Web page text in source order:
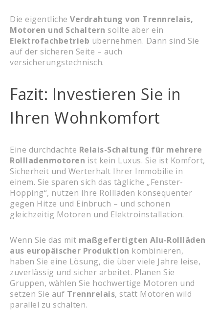
Die eigentliche Verdrahtung von Trennrelais,
Motoren und Schaltern sollte aber ein
Elektrofachbetrieb übernehmen. Dann sind Sie
auf der sicheren Seite – auch
versicherungstechnisch.
Fazit: Investieren Sie in
Ihren Wohnkomfort
Eine durchdachte Relais-Schaltung für mehrere
Rollladenmotoren ist kein Luxus. Sie ist Komfort,
Sicherheit und Werterhalt Ihrer Immobilie in
einem. Sie sparen sich das tägliche „Fenster-
Hopping“, nutzen Ihre Rollläden konsequenter
gegen Hitze und Einbruch – und schonen
gleichzeitig Motoren und Elektroinstallation.
Wenn Sie das mit maßgefertigten Alu-Rollläden
aus europäischer Produktion kombinieren,
haben Sie eine Lösung, die über viele Jahre leise,
zuverlässig und sicher arbeitet. Planen Sie
Gruppen, wählen Sie hochwertige Motoren und
setzen Sie auf Trennrelais, statt Motoren wild
parallel zu schalten.